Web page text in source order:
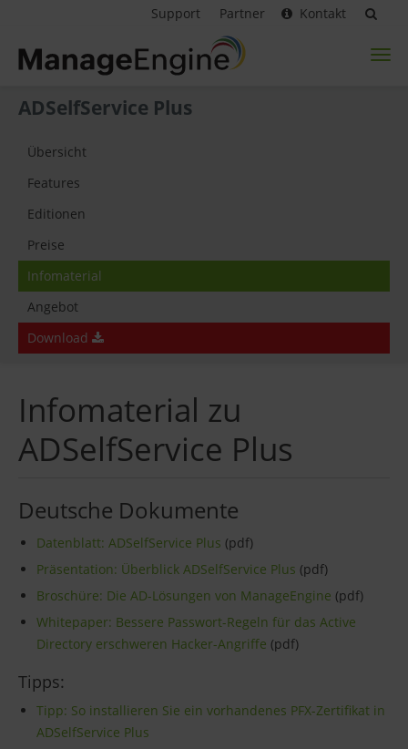
Support Partner Kontakt
ADSelfService Plus
Übersicht
Features
Editionen
Preise
Infomaterial
Angebot
Download
Infomaterial zu
ADSelfService Plus
Deutsche Dokumente
Datenblatt: ADSelfService Plus (pdf)
Präsentation: Überblick ADSelfService Plus (pdf)
Broschüre: Die AD-Lösungen von ManageEngine (pdf)
Whitepaper: Bessere Passwort-Regeln für das Active
Directory erschweren Hacker-Angriffe (pdf)
Tipps:
Tipp: So installieren Sie ein vorhandenes PFX-Zertifikat in
ADSelfService Plus